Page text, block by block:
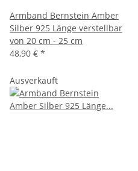
Armband Bernstein Amber
Silber 925 Länge verstellbar
von 20 cm - 25 cm
48,90 € *
Ausverkauft